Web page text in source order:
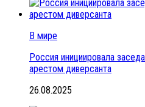
В мире
Россия инициировала
арестом диверсанта
26.08.2025